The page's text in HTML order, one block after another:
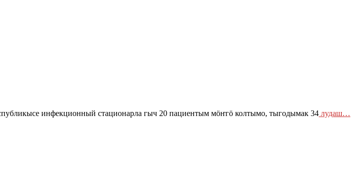
инфекционный стационарла гыч 20 пациентым мӧҥгӧ колтымо, тыгодымак 34 лудаш…